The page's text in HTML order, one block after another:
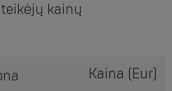
kainų
Kaina (Eur)